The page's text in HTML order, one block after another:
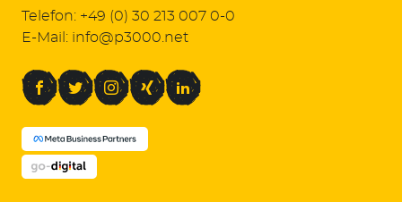
Telefon: +49 (0) 30 213 007 0-0
E-Mail: info@p3000.net
FacebookTwitterInstagramXing LinkedIn